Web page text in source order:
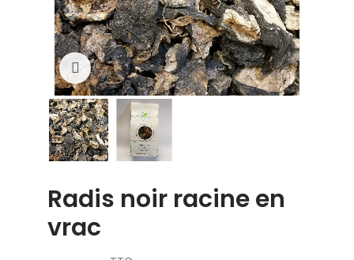
Click to enlarge
Radis noir racine en
vrac